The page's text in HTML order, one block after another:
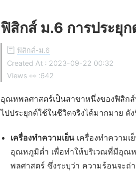
ฟิสิกส์ ม.6 การประยุ
ฟิสิกส์-ม.6
Created At : 2023-09-22 00:32
Views 👀 :642
อุณหพลศาสตร์เป็นสาขาหนึ่งของฟิสิก
ไปประยุกต์ใช้ในชีวิตจริงได้มากมาย ดั
เครื่องทำความเย็นเครื่องทำความเ
อุณหภูมิต่ำ เพื่อทำให้บริเวณที่มีอุณ
พลศาสตร์ ซึ่งระบุว่า ความร้อนจะ